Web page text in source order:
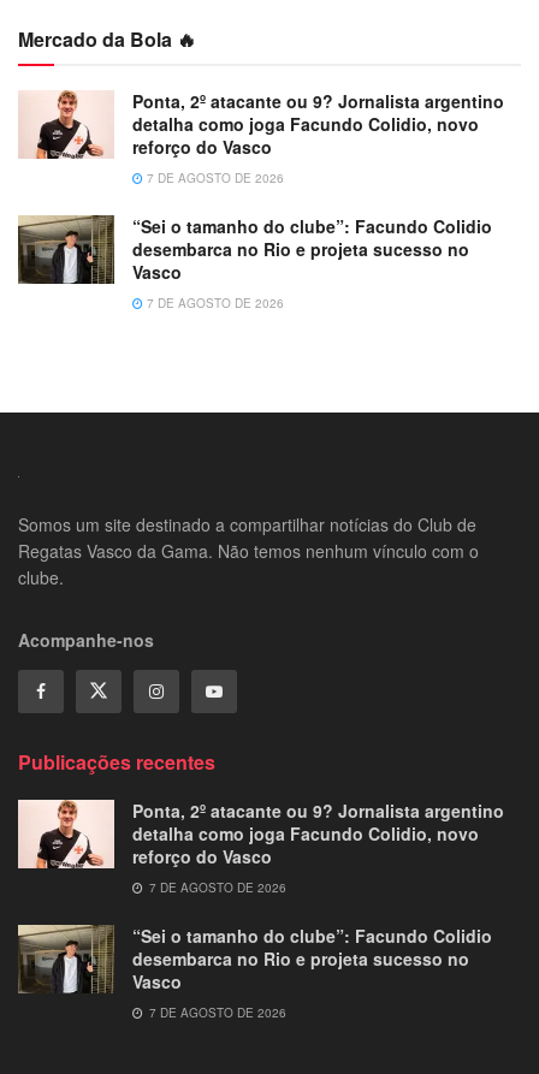
Mercado da Bola 🔥
Ponta, 2º atacante ou 9? Jornalista argentino
detalha como joga Facundo Colidio, novo
reforço do Vasco
7 DE AGOSTO DE 2026
“Sei o tamanho do clube”: Facundo Colidio
desembarca no Rio e projeta sucesso no
Vasco
7 DE AGOSTO DE 2026
Somos um site destinado a compartilhar notícias do Club de
Regatas Vasco da Gama. Não temos nenhum vínculo com o
clube.
Acompanhe-nos
Publicações recentes
Ponta, 2º atacante ou 9? Jornalista argentino
detalha como joga Facundo Colidio, novo
reforço do Vasco
7 DE AGOSTO DE 2026
“Sei o tamanho do clube”: Facundo Colidio
desembarca no Rio e projeta sucesso no
Vasco
7 DE AGOSTO DE 2026